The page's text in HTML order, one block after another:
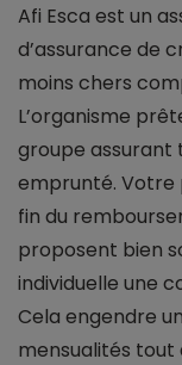
Afi Esca est un
d’assurance de
moins chers
L’organisme
groupe assurant
emprunté. Votre
fin du
proposent bien
individuelle une
Cela engendre
mensualités tout